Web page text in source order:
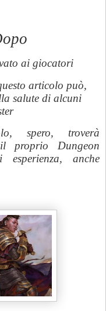
ai giocatori
articolo può,
salute di alcuni
spero, troverà
proprio Dungeon
anche